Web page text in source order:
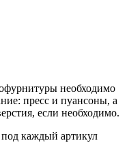
необходимо
пресс и пуансоны, а
если необходимо.
каждый артикул